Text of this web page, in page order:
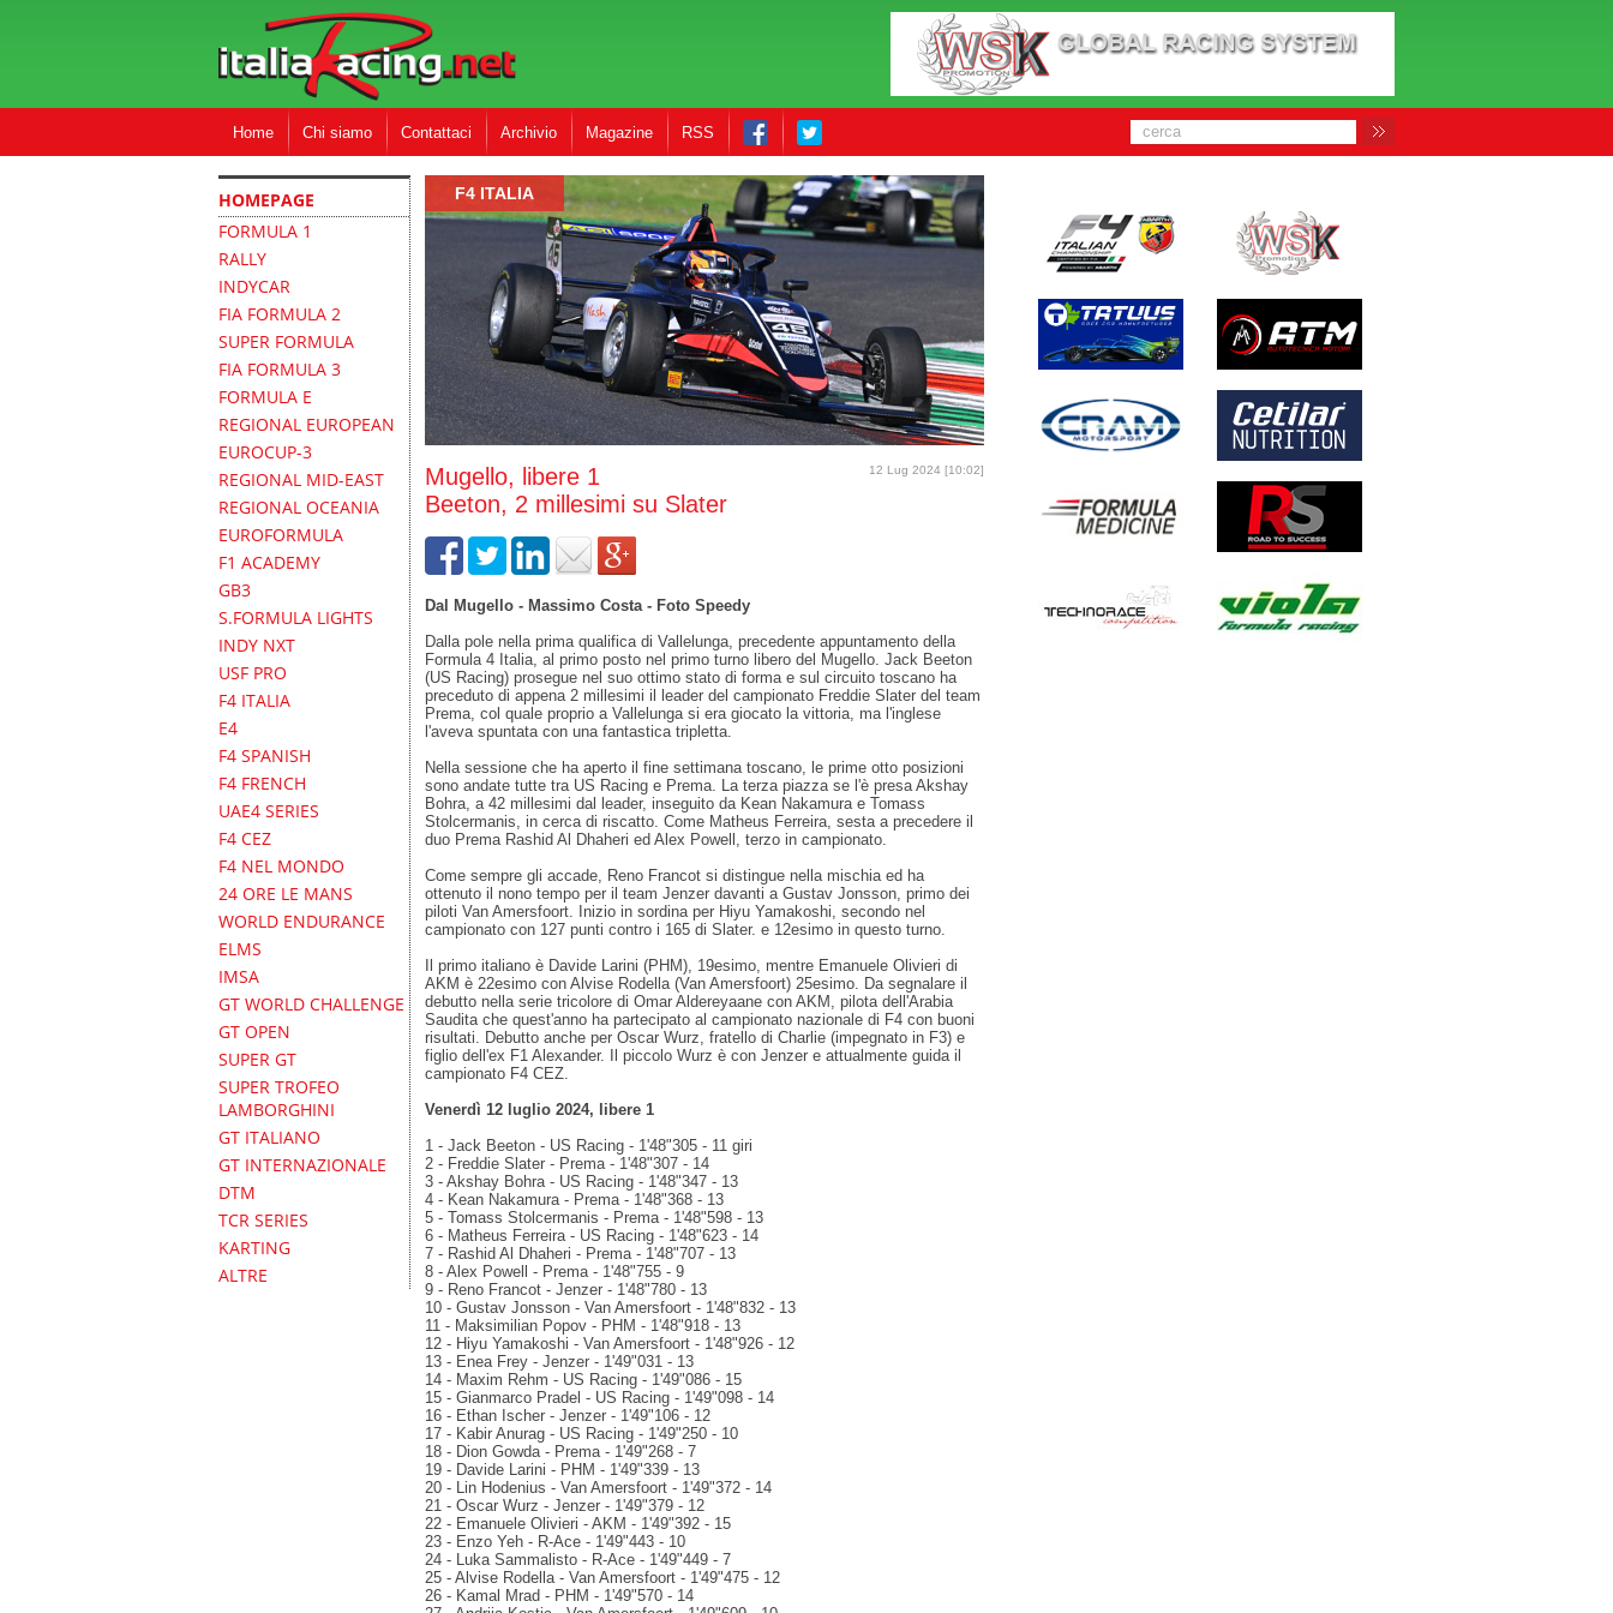
Home Chi siamo Contattaci Archivio Magazine RSS
HOMEPAGE
FORMULA 1
RALLY
INDYCAR
FIA FORMULA 2
SUPER FORMULA
FIA FORMULA 3
FORMULA E
REGIONAL EUROPEAN
EUROCUP-3
REGIONAL MID-EAST
REGIONAL OCEANIA
EUROFORMULA
F1 ACADEMY
GB3
S.FORMULA LIGHTS
INDY NXT
USF PRO
F4 ITALIA
E4
F4 SPANISH
F4 FRENCH
UAE4 SERIES
F4 CEZ
F4 NEL MONDO
24 ORE LE MANS
WORLD ENDURANCE
ELMS
IMSA
GT WORLD CHALLENGE
GT OPEN
SUPER GT
SUPER TROFEO
LAMBORGHINI
GT ITALIANO
GT INTERNAZIONALE
DTM
TCR SERIES
KARTING
ALTRE
F4 ITALIA
12 Lug 2024 [10:02]
Mugello, libere 1
Beeton, 2 millesimi su Slater
Dal Mugello - Massimo Costa - Foto Speedy
Dalla pole nella prima qualifica di Vallelunga, precedente appuntamento della
Formula 4 Italia, al primo posto nel primo turno libero del Mugello. Jack Beeton
(US Racing) prosegue nel suo ottimo stato di forma e sul circuito toscano ha
preceduto di appena 2 millesimi il leader del campionato Freddie Slater del team
Prema, col quale proprio a Vallelunga si era giocato la vittoria, ma l'inglese
l'aveva spuntata con una fantastica tripletta.
Nella sessione che ha aperto il fine settimana toscano, le prime otto posizioni
sono andate tutte tra US Racing e Prema. La terza piazza se l'è presa Akshay
Bohra, a 42 millesimi dal leader, inseguito da Kean Nakamura e Tomass
Stolcermanis, in cerca di riscatto. Come Matheus Ferreira, sesta a precedere il
duo Prema Rashid Al Dhaheri ed Alex Powell, terzo in campionato.
Come sempre gli accade, Reno Francot si distingue nella mischia ed ha
ottenuto il nono tempo per il team Jenzer davanti a Gustav Jonsson, primo dei
piloti Van Amersfoort. Inizio in sordina per Hiyu Yamakoshi, secondo nel
campionato con 127 punti contro i 165 di Slater. e 12esimo in questo turno.
Il primo italiano è Davide Larini (PHM), 19esimo, mentre Emanuele Olivieri di
AKM è 22esimo con Alvise Rodella (Van Amersfoort) 25esimo. Da segnalare il
debutto nella serie tricolore di Omar Aldereyaane con AKM, pilota dell'Arabia
Saudita che quest'anno ha partecipato al campionato nazionale di F4 con buoni
risultati. Debutto anche per Oscar Wurz, fratello di Charlie (impegnato in F3) e
figlio dell'ex F1 Alexander. Il piccolo Wurz è con Jenzer e attualmente guida il
campionato F4 CEZ.
Venerdì 12 luglio 2024, libere 1
1 - Jack Beeton - US Racing - 1'48"305 - 11 giri
2 - Freddie Slater - Prema - 1'48"307 - 14
3 - Akshay Bohra - US Racing - 1'48"347 - 13
4 - Kean Nakamura - Prema - 1'48"368 - 13
5 - Tomass Stolcermanis - Prema - 1'48"598 - 13
6 - Matheus Ferreira - US Racing - 1'48"623 - 14
7 - Rashid Al Dhaheri - Prema - 1'48"707 - 13
8 - Alex Powell - Prema - 1'48"755 - 9
9 - Reno Francot - Jenzer - 1'48"780 - 13
10 - Gustav Jonsson - Van Amersfoort - 1'48"832 - 13
11 - Maksimilian Popov - PHM - 1'48"918 - 13
12 - Hiyu Yamakoshi - Van Amersfoort - 1'48"926 - 12
13 - Enea Frey - Jenzer - 1'49"031 - 13
14 - Maxim Rehm - US Racing - 1'49"086 - 15
15 - Gianmarco Pradel - US Racing - 1'49"098 - 14
16 - Ethan Ischer - Jenzer - 1'49"106 - 12
17 - Kabir Anurag - US Racing - 1'49"250 - 10
18 - Dion Gowda - Prema - 1'49"268 - 7
19 - Davide Larini - PHM - 1'49"339 - 13
20 - Lin Hodenius - Van Amersfoort - 1'49"372 - 14
21 - Oscar Wurz - Jenzer - 1'49"379 - 12
22 - Emanuele Olivieri - AKM - 1'49"392 - 15
23 - Enzo Yeh - R-Ace - 1'49"443 - 10
24 - Luka Sammalisto - R-Ace - 1'49"449 - 7
25 - Alvise Rodella - Van Amersfoort - 1'49"475 - 12
26 - Kamal Mrad - PHM - 1'49"570 - 14